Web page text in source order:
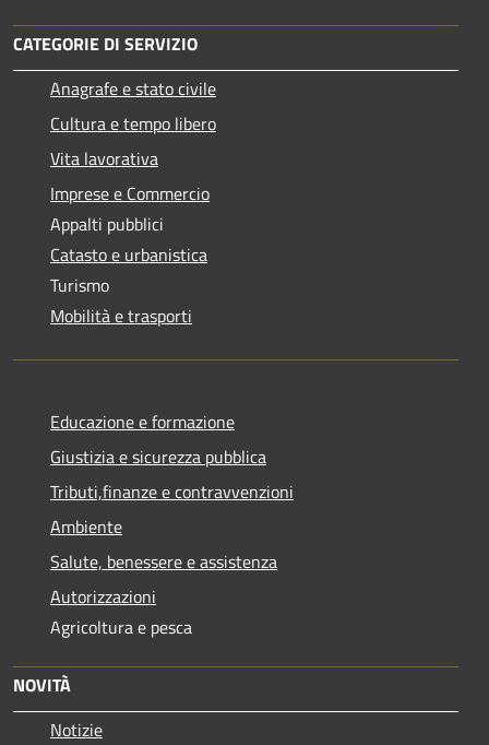
CATEGORIE DI SERVIZIO
Anagrafe e stato civile
Cultura e tempo libero
Vita lavorativa
Imprese e Commercio
Appalti pubblici
Catasto e urbanistica
Turismo
Mobilità e trasporti
Educazione e formazione
Giustizia e sicurezza pubblica
Tributi,finanze e contravvenzioni
Ambiente
Salute, benessere e assistenza
Autorizzazioni
Agricoltura e pesca
NOVITÀ
Notizie